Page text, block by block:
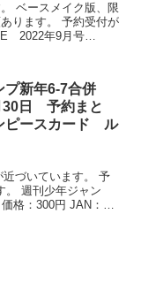
ベースメイク版、限
ります。 予約受付が
2022年9月号
プ新年6-7合併
日 予約まと
ースカード ル
づいています。 予
。 週刊少年ジャン
格：300円 JAN：